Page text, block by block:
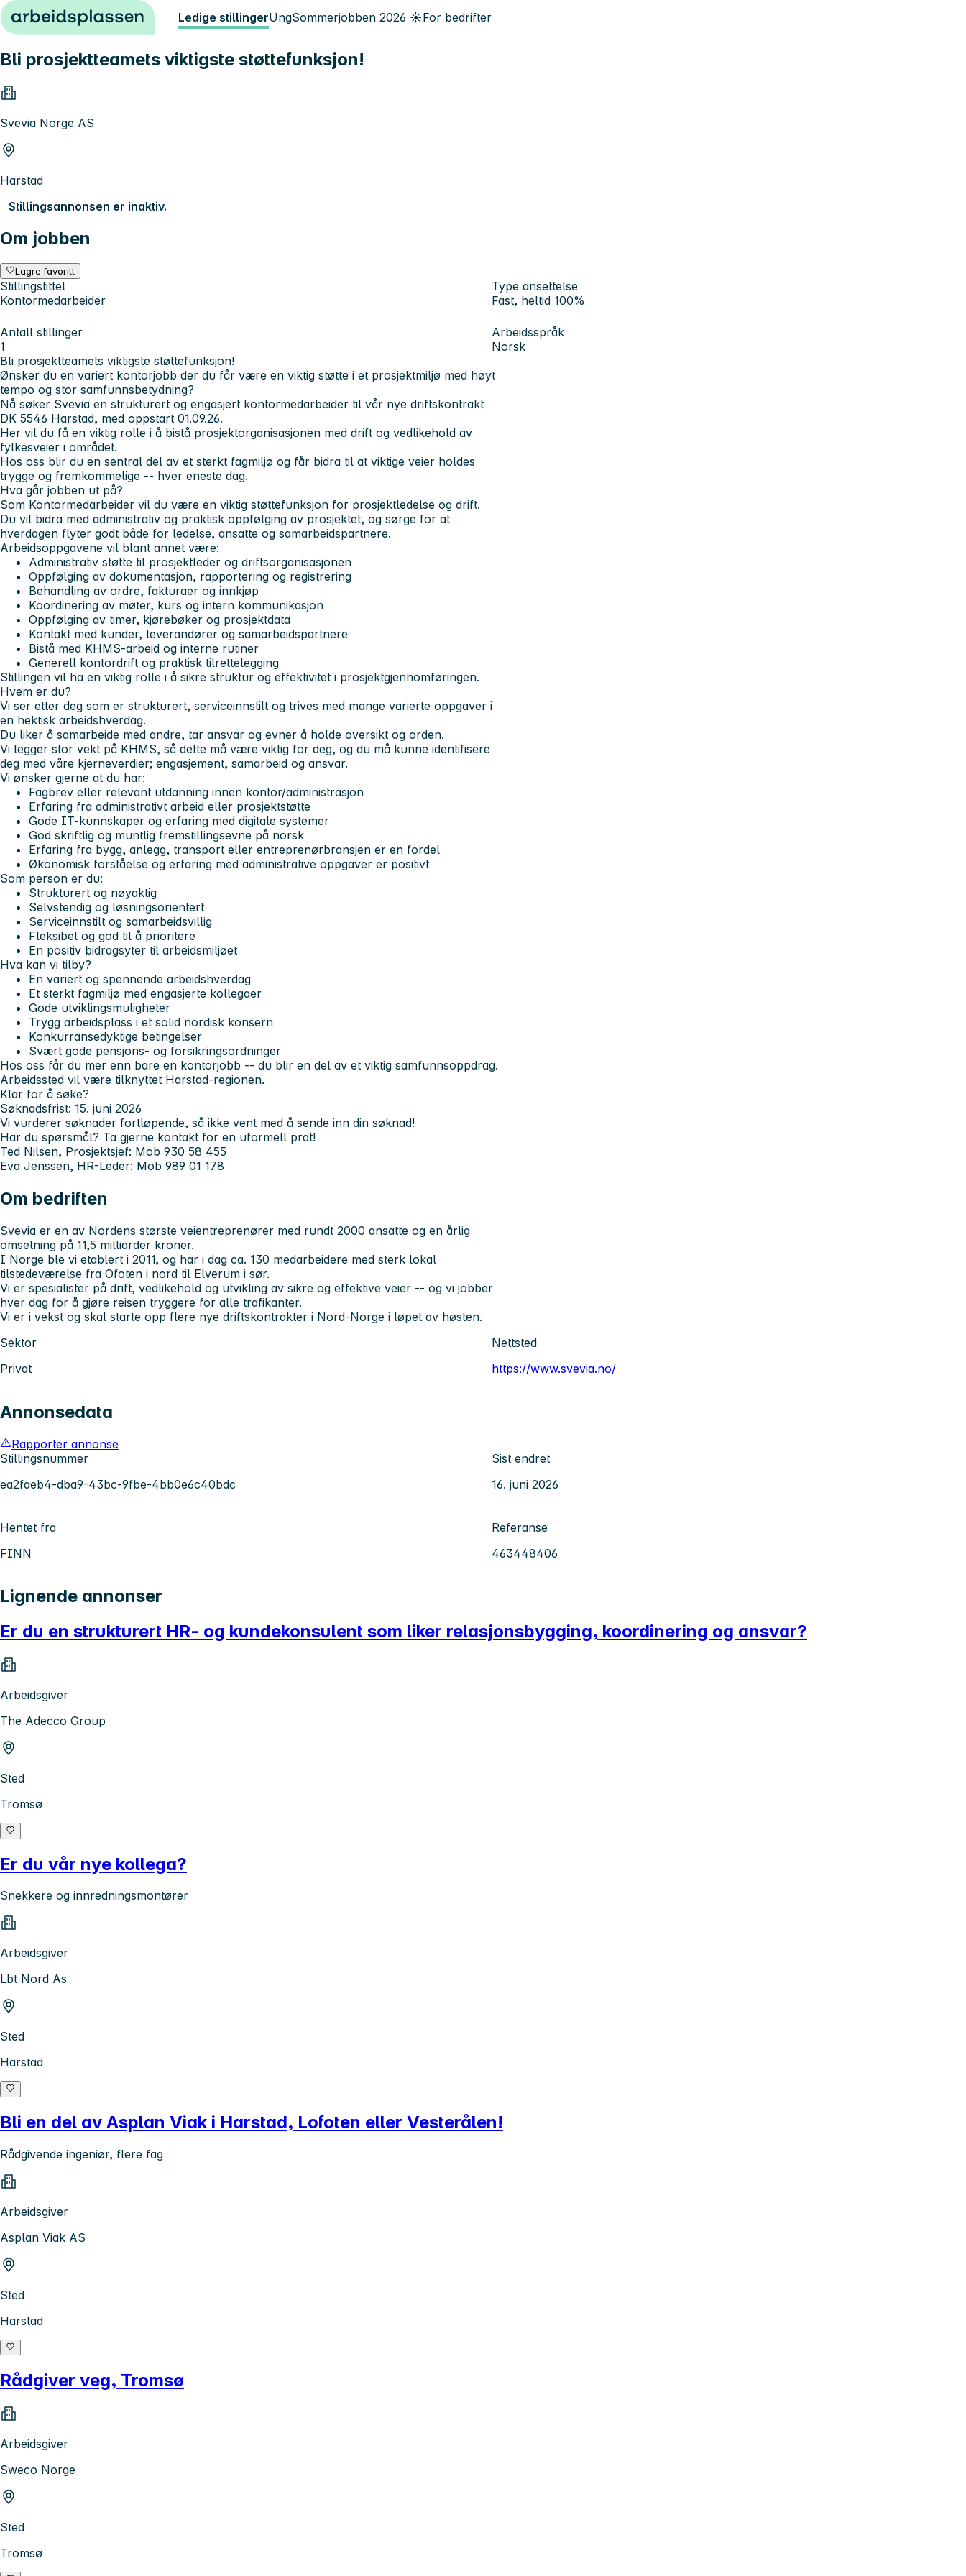
Hopp til innhold Ledige stillingerUngSommerjobben 2026 ☀️For bedrifter
Bli prosjektteamets viktigste støttefunksjon!
Svevia Norge AS
Harstad
Stillingsannonsen er inaktiv.
Om jobben
Lagre favoritt
Stillingstittel
Kontormedarbeider
Type ansettelse
Fast, heltid 100%
Antall stillinger
1
Arbeidsspråk
Norsk
Bli prosjektteamets viktigste støttefunksjon!
Ønsker du en variert kontorjobb der du får være en viktig støtte i et prosjektmiljø med høyt
tempo og stor samfunnsbetydning?
Nå søker Svevia en strukturert og engasjert kontormedarbeider til vår nye driftskontrakt
DK 5546 Harstad, med oppstart 01.09.26.
Her vil du få en viktig rolle i å bistå prosjektorganisasjonen med drift og vedlikehold av
fylkesveier i området.
Hos oss blir du en sentral del av et sterkt fagmiljø og får bidra til at viktige veier holdes
trygge og fremkommelige -- hver eneste dag.
Hva går jobben ut på?
Som Kontormedarbeider vil du være en viktig støttefunksjon for prosjektledelse og drift.
Du vil bidra med administrativ og praktisk oppfølging av prosjektet, og sørge for at
hverdagen flyter godt både for ledelse, ansatte og samarbeidspartnere.
Arbeidsoppgavene vil blant annet være:
Administrativ støtte til prosjektleder og driftsorganisasjonen
Oppfølging av dokumentasjon, rapportering og registrering
Behandling av ordre, fakturaer og innkjøp
Koordinering av møter, kurs og intern kommunikasjon
Oppfølging av timer, kjørebøker og prosjektdata
Kontakt med kunder, leverandører og samarbeidspartnere
Bistå med KHMS-arbeid og interne rutiner
Generell kontordrift og praktisk tilrettelegging
Stillingen vil ha en viktig rolle i å sikre struktur og effektivitet i prosjektgjennomføringen.
Hvem er du?
Vi ser etter deg som er strukturert, serviceinnstilt og trives med mange varierte oppgaver i
en hektisk arbeidshverdag.
Du liker å samarbeide med andre, tar ansvar og evner å holde oversikt og orden.
Vi legger stor vekt på KHMS, så dette må være viktig for deg, og du må kunne identifisere
deg med våre kjerneverdier; engasjement, samarbeid og ansvar.
Vi ønsker gjerne at du har:
Fagbrev eller relevant utdanning innen kontor/administrasjon
Erfaring fra administrativt arbeid eller prosjektstøtte
Gode IT-kunnskaper og erfaring med digitale systemer
God skriftlig og muntlig fremstillingsevne på norsk
Erfaring fra bygg, anlegg, transport eller entreprenørbransjen er en fordel
Økonomisk forståelse og erfaring med administrative oppgaver er positivt
Som person er du:
Strukturert og nøyaktig
Selvstendig og løsningsorientert
Serviceinnstilt og samarbeidsvillig
Fleksibel og god til å prioritere
En positiv bidragsyter til arbeidsmiljøet
Hva kan vi tilby?
En variert og spennende arbeidshverdag
Et sterkt fagmiljø med engasjerte kollegaer
Gode utviklingsmuligheter
Trygg arbeidsplass i et solid nordisk konsern
Konkurransedyktige betingelser
Svært gode pensjons- og forsikringsordninger
Hos oss får du mer enn bare en kontorjobb -- du blir en del av et viktig samfunnsoppdrag.
Arbeidssted vil være tilknyttet Harstad-regionen.
Klar for å søke?
Søknadsfrist: 15. juni 2026
Vi vurderer søknader fortløpende, så ikke vent med å sende inn din søknad!
Har du spørsmål? Ta gjerne kontakt for en uformell prat!
Ted Nilsen, Prosjektsjef: Mob 930 58 455
Eva Jenssen, HR-Leder: Mob 989 01 178
Om bedriften
Svevia er en av Nordens største veientreprenører med rundt 2000 ansatte og en årlig
omsetning på 11,5 milliarder kroner.
I Norge ble vi etablert i 2011, og har i dag ca. 130 medarbeidere med sterk lokal
tilstedeværelse fra Ofoten i nord til Elverum i sør.
Vi er spesialister på drift, vedlikehold og utvikling av sikre og effektive veier -- og vi jobber
hver dag for å gjøre reisen tryggere for alle trafikanter.
Vi er i vekst og skal starte opp flere nye driftskontrakter i Nord-Norge i løpet av høsten.
Sektor
Privat
Nettsted
https://www.svevia.no/
Annonsedata
Rapporter annonse
Stillingsnummer
ea2faeb4-dba9-43bc-9fbe-4bb0e6c40bdc
Sist endret
16. juni 2026
Hentet fra
FINN
Referanse
463448406
Lignende annonser
Er du en strukturert HR- og kundekonsulent som liker relasjonsbygging, koordinering og ansvar?
Arbeidsgiver
The Adecco Group
Sted
Tromsø
Er du vår nye kollega?
Snekkere og innredningsmontører
Arbeidsgiver
Lbt Nord As
Sted
Harstad
Bli en del av Asplan Viak i Harstad, Lofoten eller Vesterålen!
Rådgivende ingeniør, flere fag
Arbeidsgiver
Asplan Viak AS
Sted
Harstad
Rådgiver veg, Tromsø
Arbeidsgiver
Sweco Norge
Sted
Tromsø